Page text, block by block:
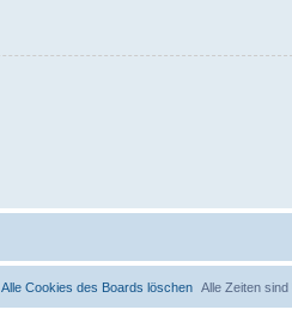
Alle Zeiten sind
Alle Cookies des Boards löschen